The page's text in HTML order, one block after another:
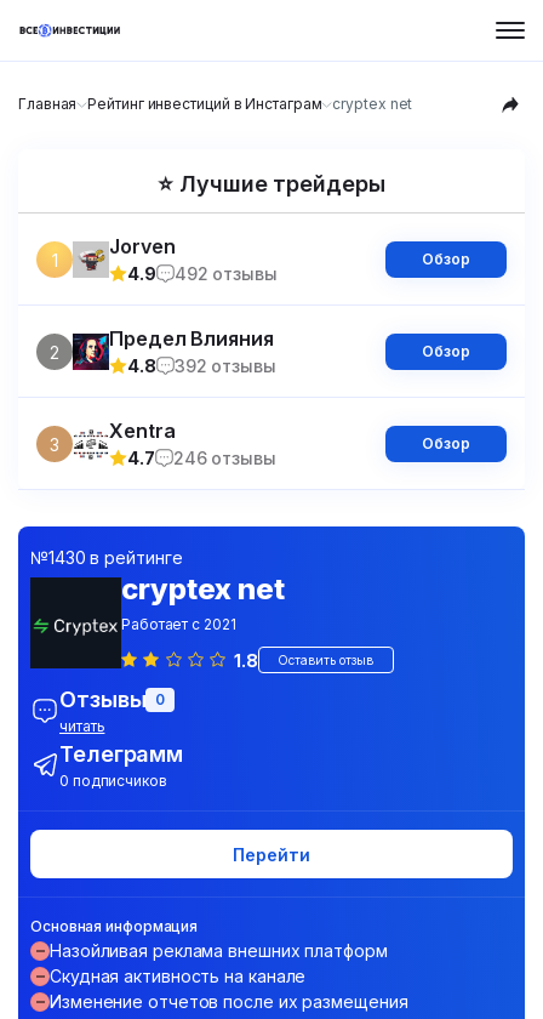
Главная Рейтинг инвестиций в Инстаграм cryptex net
⭐ Лучшие трейдеры
1
Jorven
4.9 492 отзывы
Обзор
2
Предел Влияния
4.8 392 отзывы
Обзор
3
Xentra
4.7 246 отзывы
Обзор
№1430 в рейтинге
cryptex net
Работает с 2021
1.8 Оставить отзыв
Отзывы 0
читать
Телеграмм
0 подписчиков
Основная информация
Назойливая реклама внешних платформ
Скудная активность на канале
Изменение отчетов после их размещения
Перейти